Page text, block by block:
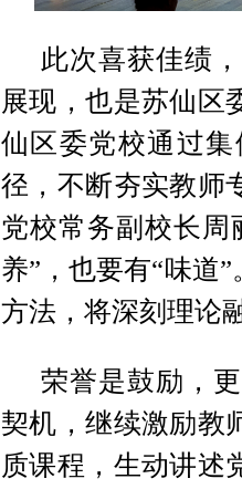
此次喜获佳绩
展现，也是苏仙区
仙区委党校通过
径，不断夯实教师
党校常务副校长周
养”，也要有“味道
方法，将深刻理论
荣誉是鼓励，
契机，继续激励教
质课程，生动讲述